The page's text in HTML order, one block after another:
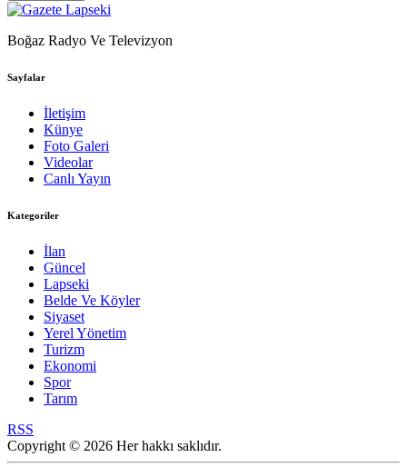
Boğaz Radyo Ve Televizyon
Sayfalar
İletişim
Künye
Foto Galeri
Videolar
Canlı Yayın
Kategoriler
İlan
Güncel
Lapseki
Belde Ve Köyler
Siyaset
Yerel Yönetim
Turizm
Ekonomi
Spor
Tarım
RSS
Copyright © 2026 Her hakkı saklıdır.